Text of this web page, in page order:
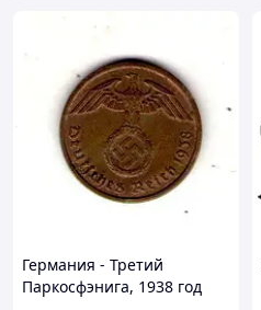
Германия - Третий
Паркосфэнига, 1938 год